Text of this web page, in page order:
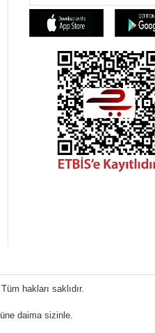
hakları saklıdır.
daima sizinle.